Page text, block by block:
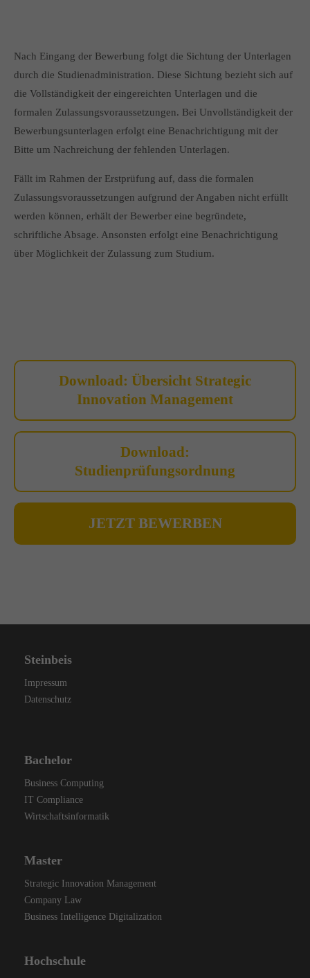
Nach Eingang der Bewerbung folgt die Sichtung der Unterlagen
durch die Studienadministration. Diese Sichtung bezieht sich auf
die Vollständigkeit der eingereichten Unterlagen und die
formalen Zulassungsvoraussetzungen. Bei Unvollständigkeit der
Bewerbungsunterlagen erfolgt eine Benachrichtigung mit der
Bitte um Nachreichung der fehlenden Unterlagen.
Fällt im Rahmen der Erstprüfung auf, dass die formalen
Zulassungsvoraussetzungen aufgrund der Angaben nicht erfüllt
werden können, erhält der Bewerber eine begründete,
schriftliche Absage. Ansonsten erfolgt eine Benachrichtigung
über Möglichkeit der Zulassung zum Studium.
Download: Übersicht Strategic
Innovation Management
Download:
Studienprüfungsordnung
JETZT BEWERBEN
Steinbeis
Impressum
Datenschutz
Bachelor
Business Computing
IT Compliance
Wirtschaftsinformatik
Master
Strategic Innovation Management
Company Law
Business Intelligence Digitalization
Hochschule